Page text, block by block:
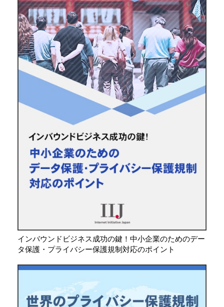
インバウンドビジネス成功の鍵！中小企業のためのデー
タ保護・プライバシー保護規制対応のポイント